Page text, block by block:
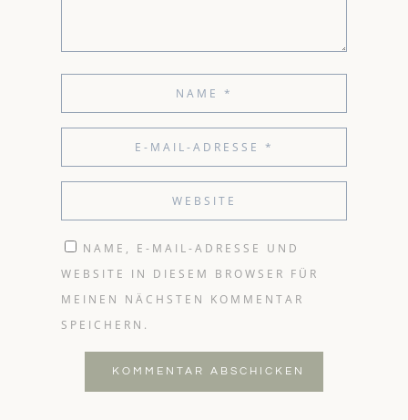
NAME, E-MAIL-ADRESSE UND
WEBSITE IN DIESEM BROWSER FÜR
MEINEN NÄCHSTEN KOMMENTAR
SPEICHERN.
KOMMENTAR ABSCHICKEN